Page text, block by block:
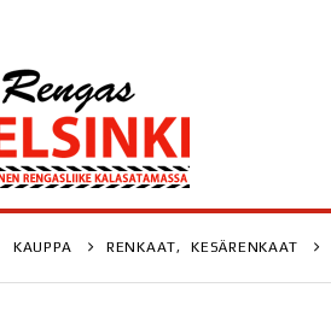
KAUPPA RENKAAT, KESÄRENKAAT